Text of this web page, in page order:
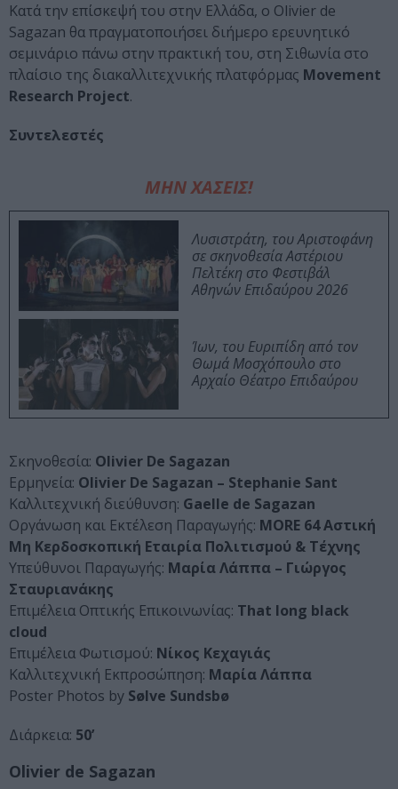
Κατά την επίσκεψή του στην Ελλάδα, ο Olivier de
Sagazan θα πραγματοποιήσει διήμερο ερευνητικό
σεμινάριο πάνω στην πρακτική του, στη Σιθωνία στο
πλαίσιο της διακαλλιτεχνικής πλατφόρμας Movement
Research Project.
Συντελεστές
ΜΗΝ ΧΑΣΕΙΣ!
Λυσιστράτη, του Αριστοφάνη
σε σκηνοθεσία Αστέριου
Πελτέκη στο Φεστιβάλ
Αθηνών Επιδαύρου 2026
Ίων, του Ευριπίδη από τον
Θωμά Μοσχόπουλο στο
Αρχαίο Θέατρο Επιδαύρου
Σκηνοθεσία: Olivier De Sagazan
Ερμηνεία: Olivier De Sagazan – Stephanie Sant
Καλλιτεχνική διεύθυνση: Gaelle de Sagazan
Οργάνωση και Εκτέλεση Παραγωγής: MORE 64 Αστική
Μη Κερδοσκοπική Εταιρία Πολιτισμού & Τέχνης
Υπεύθυνοι Παραγωγής: Mαρία Λάππα – Γιώργος
Σταυριανάκης
Επιμέλεια Οπτικής Επικοινωνίας: That long black
cloud
Επιμέλεια Φωτισμού: Νίκος Κεχαγιάς
Καλλιτεχνική Εκπροσώπηση: Μαρία Λάππα
Poster Photos by Sølve Sundsbø
Διάρκεια: 50’
Olivier de Sagazan